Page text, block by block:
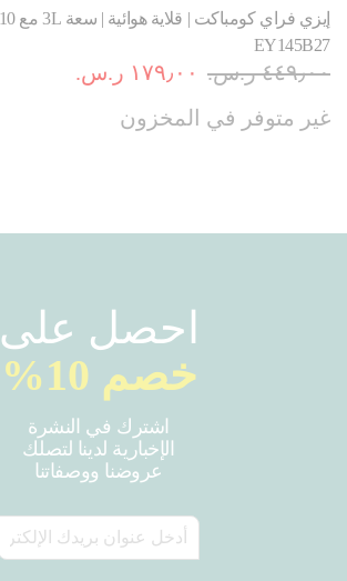
EY145B27
١٧٩٫٠٠ ر.س.‏ ٤٤٩٫٠٠ ر.س.‏
غير متوفر في المخزون
احصل على
خصم 10%
اشترك في النشرة
الإخبارية لدينا لتصلك
عروضنا ووصفاتنا